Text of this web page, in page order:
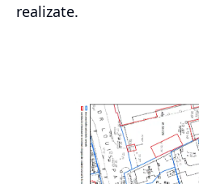
realizate.